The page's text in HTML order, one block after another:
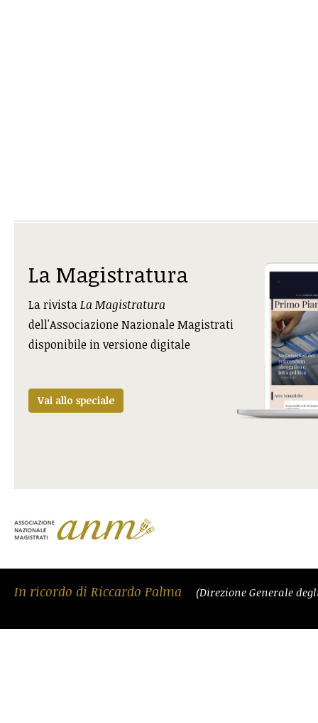
La Magistratura
La rivistaLa Magistratura
dell'Associazione Nazionale Magistrati
disponibile in versione digitale
Vai allo speciale
In ricordo di Riccardo Palma (Direzione Generale